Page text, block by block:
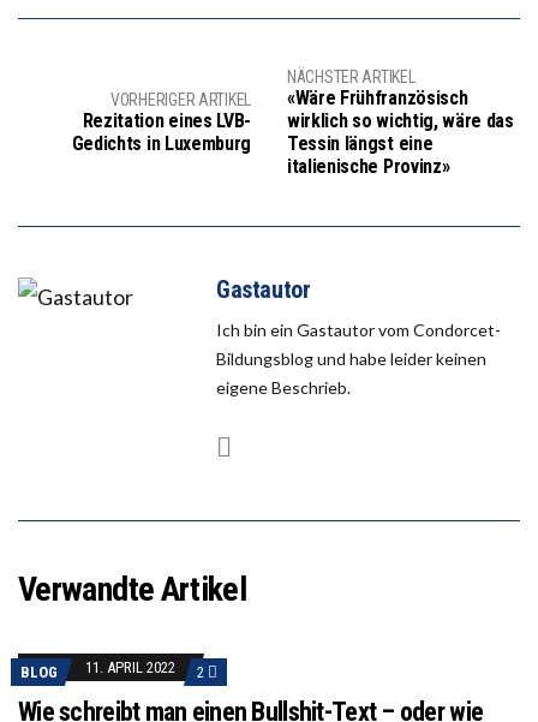
VORHERIGER ARTIKEL
Rezitation eines LVB-
Gedichts in Luxemburg
NÄCHSTER ARTIKEL
«Wäre Frühfranzösisch
wirklich so wichtig, wäre das
Tessin längst eine
italienische Provinz»
Gastautor
Ich bin ein Gastautor vom Condorcet-
Bildungsblog und habe leider keinen
eigene Beschrieb.
Verwandte Artikel
BLOG 11. APRIL 2022 2
Wie schreibt man einen Bullshit-Text – oder wie